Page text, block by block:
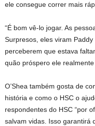
ele consegue correr mais
“É bom vê-lo jogar. As
Surpresos, eles viram
perceberem que estava
quão próspero ele realmente
O’Shea também gosta de
história e como o HSC o
respondentes do HSC “por
salvam vidas. Isso garantirá